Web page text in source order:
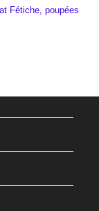
Fétiche, poupées